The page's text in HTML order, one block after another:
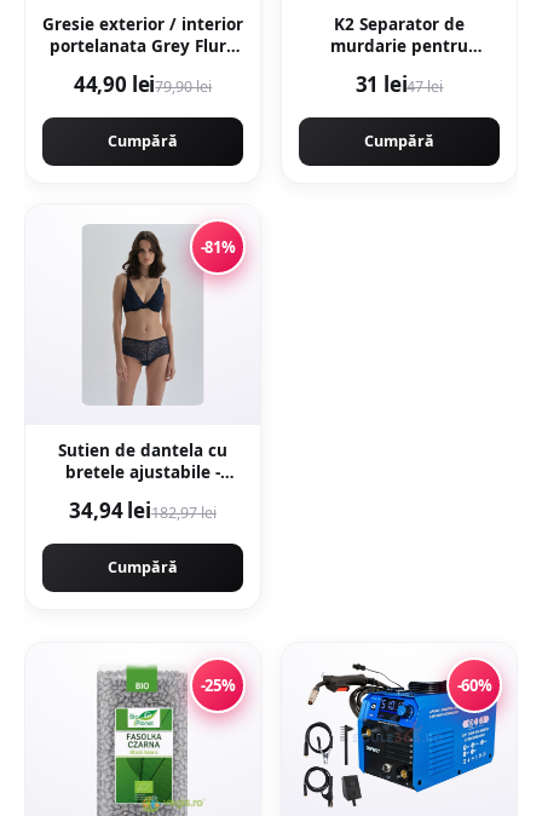
Gresie exterior / interior
portelanata Grey Flury
rectificata tip marmura
44,90 lei79,90 lei
Cumpără
K2 Separator de
murdarie pentru
31 lei47 lei
Cumpără
-81%
Sutien de dantela cu
bretele ajustabile -
34,94 lei182,97 lei
Cumpără
-25% -60%